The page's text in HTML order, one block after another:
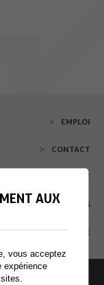
EMPLOI
CONTACT
EXTRANET
MENTIONS LÉGALES
PLAN DU SITE
AUX
vous acceptez
expérience